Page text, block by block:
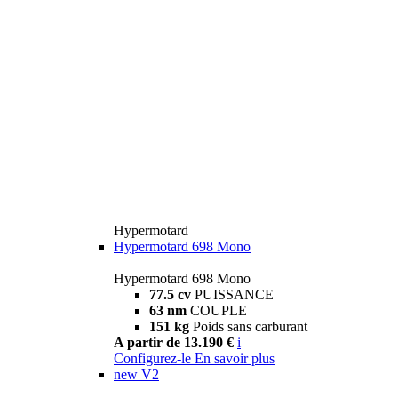
Hypermotard
Hypermotard 698 Mono
Hypermotard 698 Mono
77.5 cv PUISSANCE
63 nm COUPLE
151 kg Poids sans carburant
A partir de 13.190 € i
Configurez-le En savoir plus
new V2